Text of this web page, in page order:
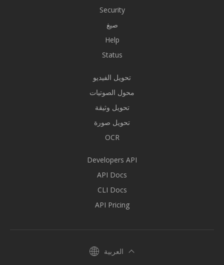
Security
صيغ
Help
Status
تحويل الفيديو
محول الصوتيات
تحويل وثيقة
تحويل صورة
OCR
Developers API
API Docs
CLI Docs
API Pricing
العربية